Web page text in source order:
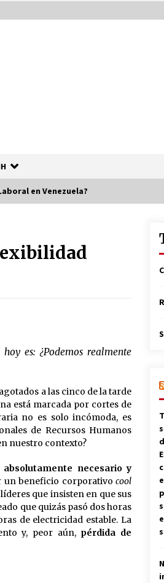
atrás
en Venezuela?
es: ¿Podemos realmente
a las cinco de la tarde
está marcada por cortes de
no es solo incómoda, es
de Recursos Humanos
nuestro contexto?
absolutamente necesario y
un beneficio corporativocool
líderes que insisten en que sus
que quizás pasó dos horas
de electricidad estable. La
y, peor aún, pérdida de